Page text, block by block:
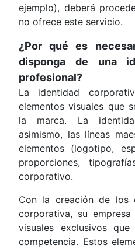
ejemplo), deberá
no ofrece este servicio.
¿Por qué es
disponga de una
profesional?
La identidad
elementos visuales que
la marca. La
asimismo, las líneas
elementos (logotipo,
proporciones,
corporativo.
Con la creación de los
corporativa, su
visuales exclusivos
competencia. Estos